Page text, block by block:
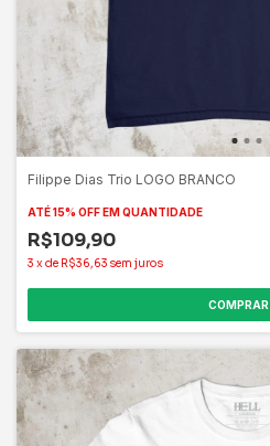
Filippe Dias Trio LOGO BRANCO
ATÉ 15% OFFEM QUANTIDADE
R$109,90
3 xde R$36,63 sem juros
COMPRAR